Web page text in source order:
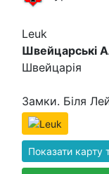
Leuk
Швейцарські
Швейцарія
Замки. Біля
Показати карту